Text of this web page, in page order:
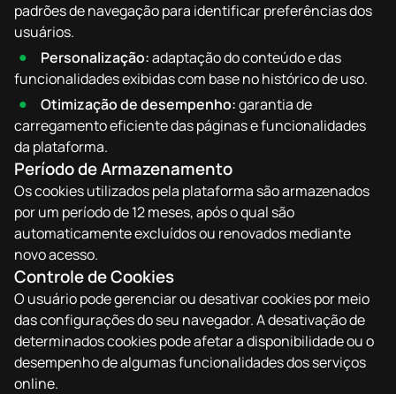
padrões de navegação para identificar preferências dos
usuários.
Personalização:adaptação do conteúdo e das
funcionalidades exibidas com base no histórico de uso.
Otimização de desempenho:garantia de
carregamento eficiente das páginas e funcionalidades
da plataforma.
Período de Armazenamento
Os cookies utilizados pela plataforma são armazenados
por um período de 12 meses, após o qual são
automaticamente excluídos ou renovados mediante
novo acesso.
Controle de Cookies
O usuário pode gerenciar ou desativar cookies por meio
das configurações do seu navegador. A desativação de
determinados cookies pode afetar a disponibilidade ou o
desempenho de algumas funcionalidades dos serviços
online.